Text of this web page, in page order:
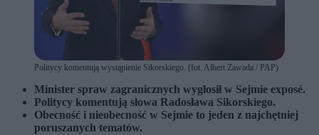
Politycy komentują wystąpienie Sikorskiego. (fot. Albert Zawada / PAP)
Minister spraw zagranicznych wygłosił w Sejmie exposé.
Politycy komentują słowa Radosława Sikorskiego.
Obecność i nieobecność w Sejmie to jeden z najchętniej
poruszanych tematów.